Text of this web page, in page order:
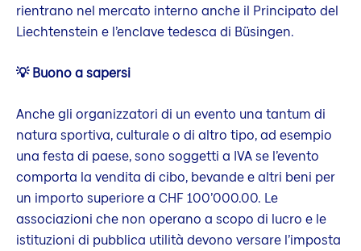
rientrano nel mercato interno anche il Principato del
Liechtenstein e l’enclave tedesca di Büsingen.
💡 Buono a sapersi
Anche gli organizzatori di un evento una tantum di
natura sportiva, culturale o di altro tipo, ad esempio
una festa di paese, sono soggetti a IVA se l’evento
comporta la vendita di cibo, bevande e altri beni per
un importo superiore a CHF 100’000.00. Le
associazioni che non operano a scopo di lucro e le
istituzioni di pubblica utilità devono versare l’imposta